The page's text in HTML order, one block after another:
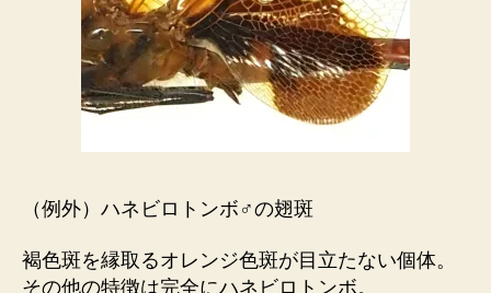
（例外）ハネビロトンボ♂の翅斑
褐色斑を縁取るオレンジ色斑が目立たない個体。
その他の特徴は完全にハネビロトンボ。